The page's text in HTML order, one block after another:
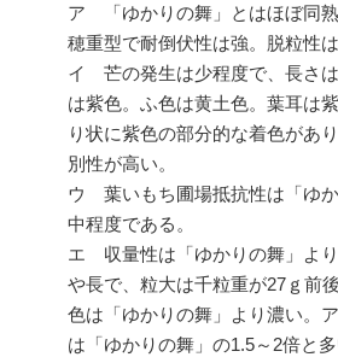
ア 「ゆかりの舞」とはほぼ同
穂重型で耐倒伏性は強。脱粒性は
イ 芒の発生は少程度で、長さ
は紫色。ふ色は黄土色。葉耳は
り状に紫色の部分的な着色があ
別性が高い。
ウ 葉いもち圃場抵抗性は「ゆか
中程度である。
エ 収量性は「ゆかりの舞」よ
や長で、粒大は千粒重が27ｇ前
色は「ゆかりの舞」より濃い。
は「ゆかりの舞」の1.5～2倍と多